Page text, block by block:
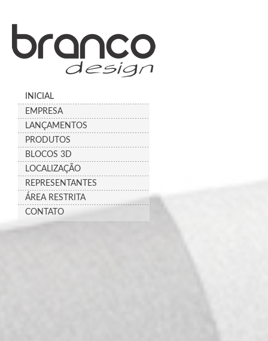
INICIAL
EMPRESA
LANÇAMENTOS
PRODUTOS
BLOCOS 3D
LOCALIZAÇÃO
REPRESENTANTES
ÁREA RESTRITA
CONTATO